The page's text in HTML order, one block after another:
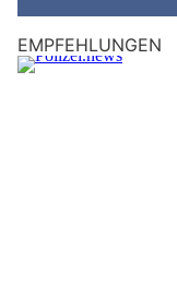
EMPFEHLUNGEN